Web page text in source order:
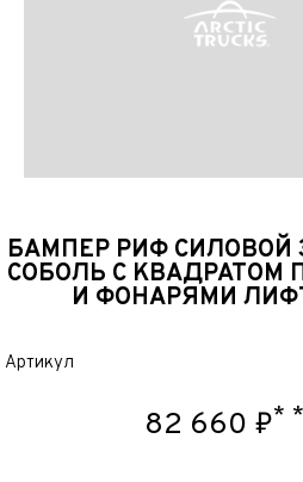
БАМПЕР РИФ СИЛОВОЙ
СОБОЛЬ С КВАДРАТОМ
И ФОНАРЯМИ
Артикул
82 660 ₽*
Отправить